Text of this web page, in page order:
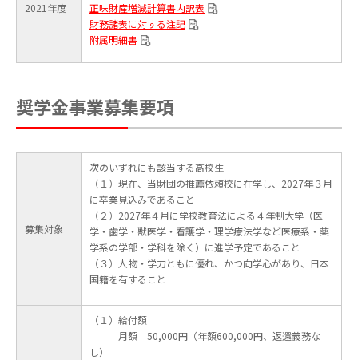
2021年度
正味財産増減計算書内訳表
財務諸表に対する注記
附属明細書
奨学金事業募集要項
募集対象
次のいずれにも該当する高校生
（１）現在、当財団の推薦依頼校に在学し、2027年３月
に卒業見込みであること
（２）2027年４月に学校教育法による４年制大学（医
学・歯学・獣医学・看護学・理学療法学など医療系・薬
学系の学部・学科を除く）に進学予定であること
（３）人物・学力ともに優れ、かつ向学心があり、日本
国籍を有すること
（１）給付額
月額 50,000円（年額600,000円、返還義務な
し）